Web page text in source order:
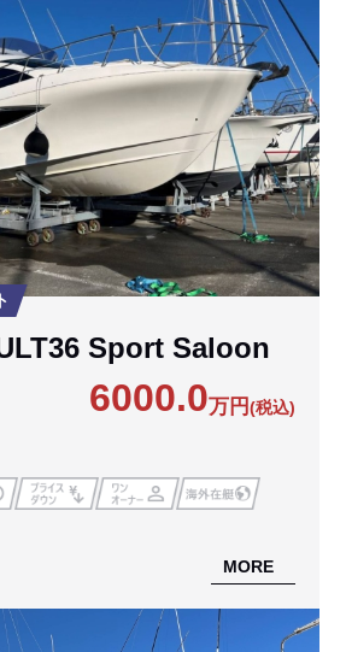
Sport Saloon
6000.0万円(税込)
MORE